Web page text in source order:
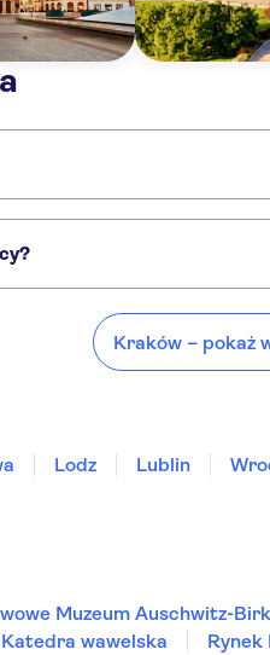
Kraków – pokaż
Lodz Lublin
Muzeum Auschwitz-
Katedra wawelska Rynek